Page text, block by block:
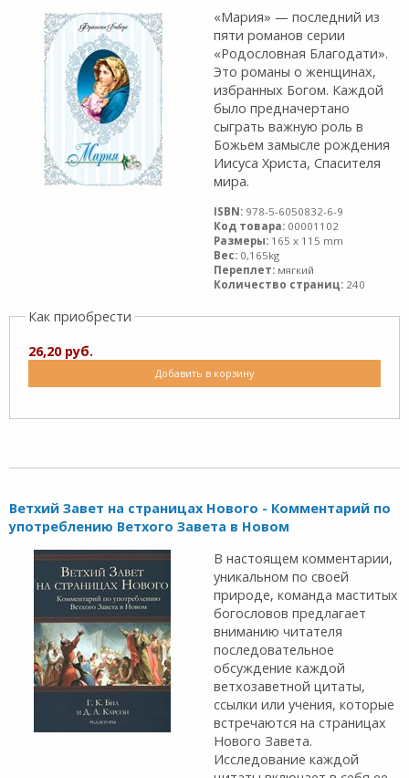
«Мария» — последний из
пяти романов серии
«Родословная Благодати».
Это романы о женщинах,
избранных Богом. Каждой
было предначертано
сыграть важную роль в
Божьем замысле рождения
Иисуса Христа, Спасителя
мира.
ISBN: 978-5-6050832-6-9
Код товара: 00001102
Размеры: 165 x 115 mm
Вес: 0,165kg
Переплет: мягкий
Количество страниц: 240
Как приобрести
26,20 руб.
Добавить в корзину
Ветхий Завет на страницах Нового - Комментарий по
употреблению Ветхого Завета в Новом
В настоящем комментарии,
уникальном по своей
природе, команда маститых
богословов предла­гает
вниманию читателя
последовательное
обсуждение каждой
ветхозаветной цитаты,
ссылки или учения, которые
встречаются на страницах
Нового Завета.
Исследование каждой